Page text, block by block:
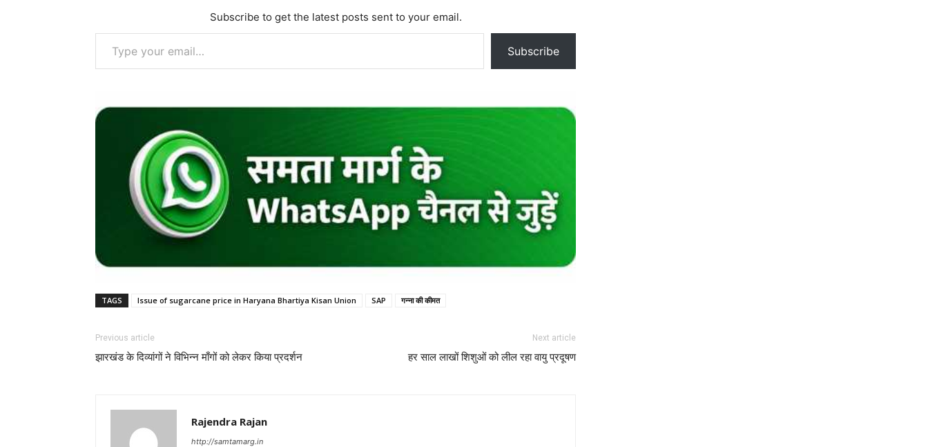
Subscribe to get the latest posts sent to your email.
Type your email…
Subscribe
TAGS Issue of sugarcane price in Haryana Bhartiya Kisan Union SAP गन्ना की कीमत
Previous article
झारखंड के दिव्यांगों ने विभिन्न माँगों को लेकर किया प्रदर्शन
Next article
हर साल लाखों शिशुओं को लील रहा वायु प्रदूषण
Rajendra Rajan
http://samtamarg.in